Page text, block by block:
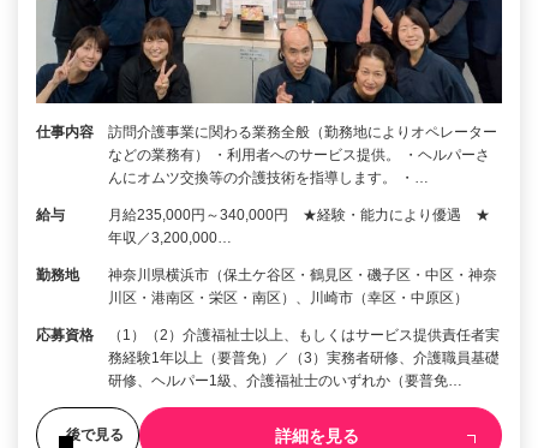
仕事内容
訪問介護事業に関わる業務全般（勤務地によりオペレーター
などの業務有） ・利用者へのサービス提供。 ・ヘルパーさ
んにオムツ交換等の介護技術を指導します。 ・…
給与
月給235,000円～340,000円 ★経験・能力により優遇 ★
年収／3,200,000…
勤務地
神奈川県横浜市（保土ケ谷区・鶴見区・磯子区・中区・神奈
川区・港南区・栄区・南区）、川崎市（幸区・中原区）
応募資格
（1）（2）介護福祉士以上、もしくはサービス提供責任者実
務経験1年以上（要普免）／（3）実務者研修、介護職員基礎
研修、ヘルパー1級、介護福祉士のいずれか（要普免…
後で見る 詳細を見る